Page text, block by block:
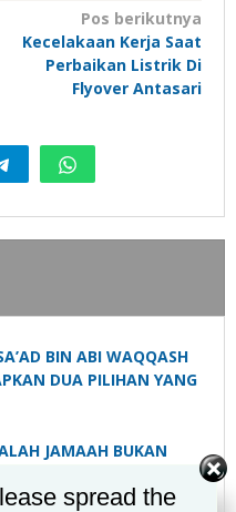
Pos berikutnya
Kecelakaan Kerja Saat
Perbaikan Listrik Di
Flyover Antasari
BIN ABI WAQQASH
DUA PILIHAN YANG
JAMAAH BUKAN
spread the